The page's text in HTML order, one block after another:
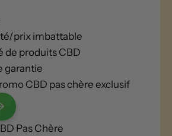
prix imbattable
de produits CBD
garantie
CBD pas chère exclusif
Pas Chère